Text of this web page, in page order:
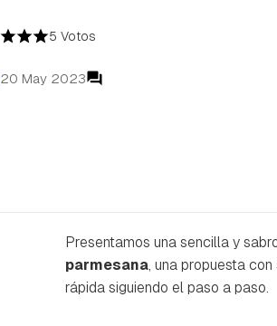
5 Votos
20 May 2023
Presentamos una sencilla y
parmesana, una propuesta
rápida siguiendo el paso a paso.